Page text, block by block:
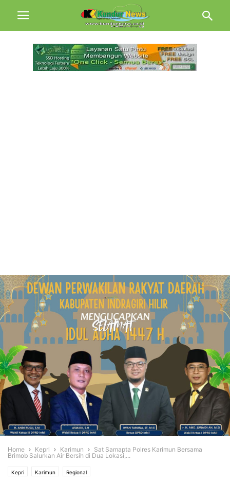
Home Kepri Karimun
Sat Samapta Polres Karimun Bersama
Brimob Salurkan Air Bersih di Dua Lokasi,...
Kepri Karimun Regional